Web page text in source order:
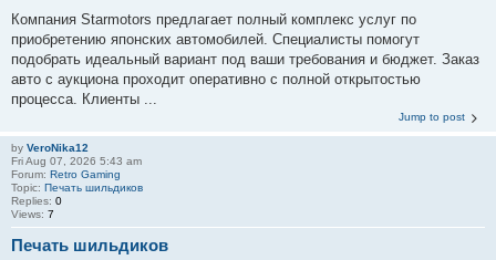
Компания Starmotors предлагает полный комплекс услуг по
приобретению японских автомобилей. Специалисты помогут
подобрать идеальный вариант под ваши требования и бюджет. Заказ
авто с аукциона проходит оперативно с полной открытостью
процесса. Клиенты ...
Jump to post
by VeroNika12
Fri Aug 07, 2026 5:43 am
Forum: Retro Gaming
Topic: Печать шильдиков
Replies: 0
Views: 7
Печать шильдиков